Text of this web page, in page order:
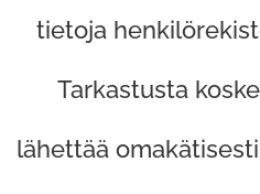
tietoja
Tarkastusta
lähettää